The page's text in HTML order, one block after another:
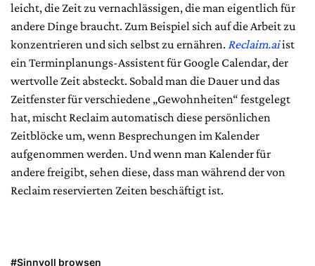
leicht, die Zeit zu vernachlässigen, die man eigentlich für
andere Dinge braucht. Zum Beispiel sich auf die Arbeit zu
konzentrieren und sich selbst zu ernähren. Reclaim.aiist
ein Terminplanungs-Assistent für Google Calendar, der
wertvolle Zeit absteckt. Sobald man die Dauer und das
Zeitfenster für verschiedene „Gewohnheiten“ festgelegt
hat, mischt Reclaim automatisch diese persönlichen
Zeitblöcke um, wenn Besprechungen im Kalender
aufgenommen werden. Und wenn man Kalender für
andere freigibt, sehen diese, dass man während der von
Reclaim reservierten Zeiten beschäftigt ist.
#Sinnvoll browsen